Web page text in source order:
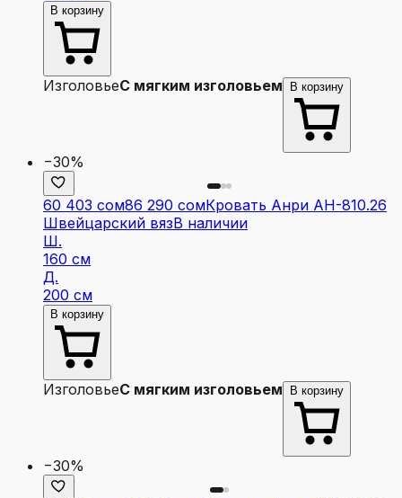
В корзину
ИзголовьеС мягким изголовьем В корзину
−30%
60 403 сом86 290 сомКровать Анри АН-810.26
Швейцарский вязВ наличии
Ш.
160 см
Д.
200 см
В корзину
ИзголовьеС мягким изголовьем В корзину
−30%